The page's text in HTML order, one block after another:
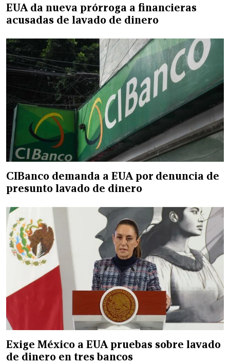
EUA da nueva prórroga a financieras
acusadas de lavado de dinero
CIBanco demanda a EUA por denuncia de
presunto lavado de dinero
Exige México a EUA pruebas sobre lavado
de dinero en tres bancos